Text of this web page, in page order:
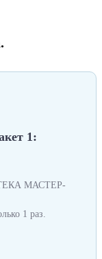
1:
МАСТЕР-
1 раз.